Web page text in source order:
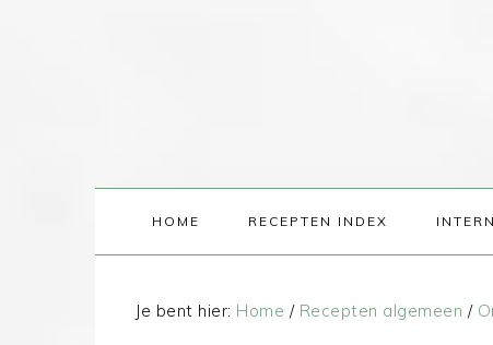
HOME RECEPTEN INDEX
Je bent hier: Home / Recepten algemeen /